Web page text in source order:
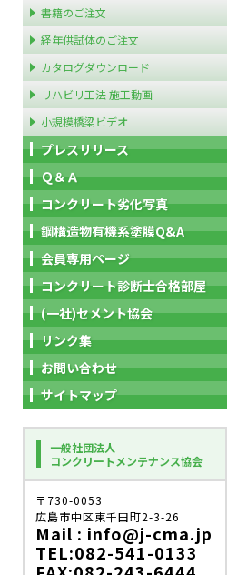
書籍のご注文
経年供試体のご注文
カタログダウンロード
リハビリ工法 施工動画
小規模橋梁ビデオ
プレスリリース
Ｑ＆Ａ
コンクリート劣化写真
鋼構造物有機系塗膜Q&A
会員専用ページ
コンクリート診断士合格部屋
(一社)セメント協会
リンク集
お問い合わせ
サイトマップ
一般社団法人
コンクリートメンテナンス協会
〒730-0053
広島市中区東千田町2-3-26
Mail : info@j-cma.jp
TEL:082-541-0133